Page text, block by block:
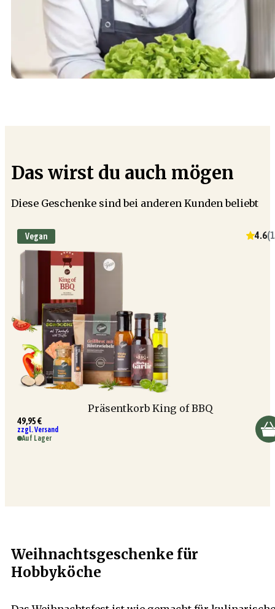
Das wirst du auch mögen
Diese Geschenke sind bei anderen Kunden beliebt
Vegan 4.6(
Präsentkorb King of BBQ
49,95 €
zzgl. Versand
Auf Lager
Weihnachtsgeschenke für
Hobbyköche